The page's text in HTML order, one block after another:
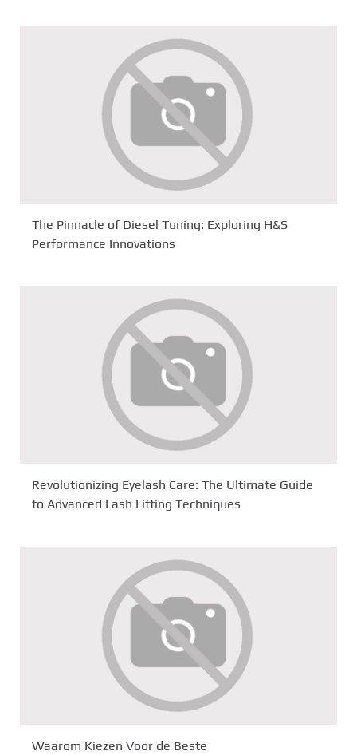
The Pinnacle of Diesel Tuning: Exploring H&S
Performance Innovations
Revolutionizing Eyelash Care: The Ultimate Guide
to Advanced Lash Lifting Techniques
Waarom Kiezen Voor de Beste